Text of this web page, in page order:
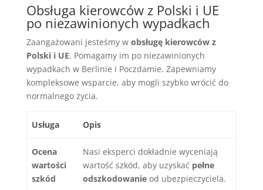
Obsługa kierowców z Polski i UE
po niezawinionych wypadkach
Zaangażowani jesteśmy w obsługę kierowców z
Polski i UE. Pomagamy im po niezawinionych
wypadkach w Berlinie i Poczdamie. Zapewniamy
kompleksowe wsparcie, aby mogli szybko wrócić do
normalnego życia.
Usługa Opis
Ocena
wartości
szkód
Nasi eksperci dokładnie wyceniają
wartość szkód, aby uzyskać pełne
odszkodowanie od ubezpieczyciela.